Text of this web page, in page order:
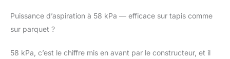
cheveux de s'emmêler.
offre un champ de vision
Puissance d’aspiration à 58 kPa — efficace sur tapis comme
sur parquet ?
58 kPa, c’est le chiffre mis en avant par le constructeur, et il